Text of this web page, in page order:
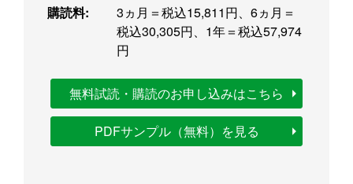
購読料:
3ヵ月＝税込15,811円、6ヵ月＝
税込30,305円、1年＝税込57,974
円
無料試読・購読のお申し込みはこちら
PDFサンプル（無料）を見る